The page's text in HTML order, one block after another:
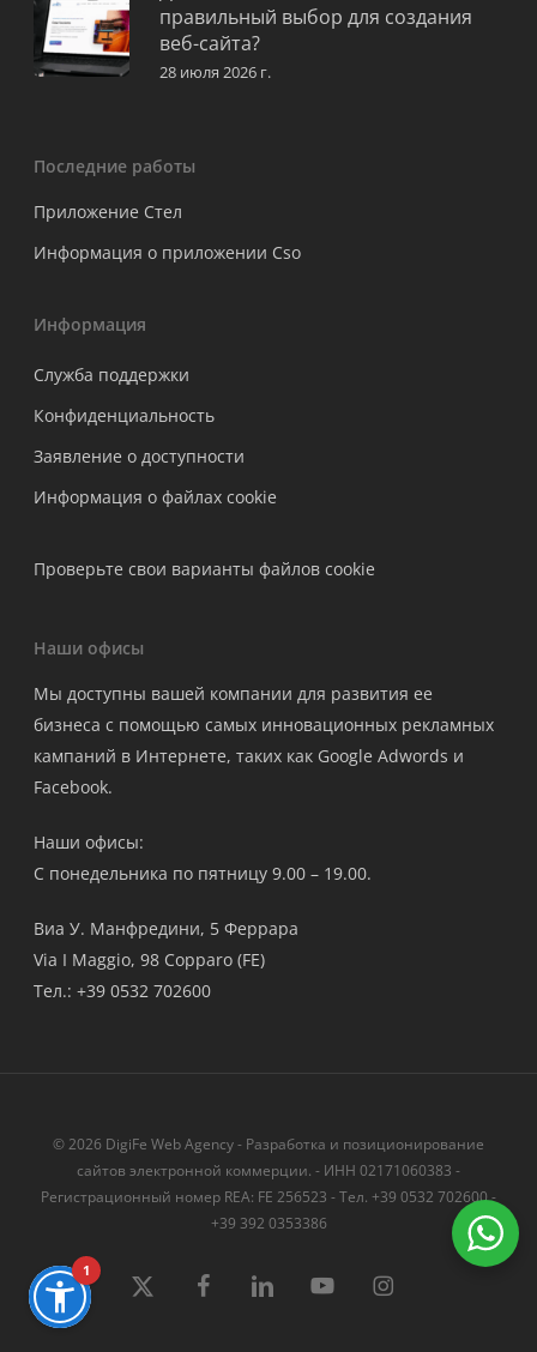
правильный выбор для создания
веб-сайта?
28 июля 2026 г.
Последние работы
Приложение Стел
Информация о приложении Cso
Информация
Служба поддержки
Конфиденциальность
Заявление о доступности
Информация о файлах cookie
Проверьте свои варианты файлов cookie
Наши офисы
Мы доступны вашей компании для развития ее
бизнеса с помощью самых инновационных рекламных
кампаний в Интернете, таких как Google Adwords и
Facebook.
Наши офисы:
С понедельника по пятницу 9.00 – 19.00.
Виа У. Манфредини, 5 Феррара
Via I Maggio, 98 Copparo (FE)
Тел.: +39 0532 702600
© 2026 DigiFe Web Agency - Разработка и позиционирование
сайтов электронной коммерции. - ИНН 02171060383 -
Регистрационный номер REA: FE 256523 - Тел. +39 0532 702600 -
+39 392 0353386
твиттер FacebookLinkedIn YouTube instagram
1